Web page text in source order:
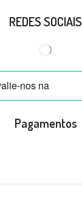
REDES SOCIAIS
Pagamentos